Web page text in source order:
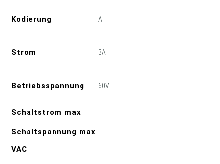
Kodierung A
Strom 3A
Betriebsspannung 60V
Schaltstrom max
Schaltspannung max
VAC